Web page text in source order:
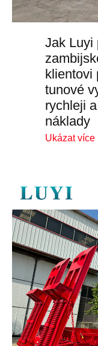
Jak Luyi
klientovi
tunové
rychleji
náklady
Ukázat více